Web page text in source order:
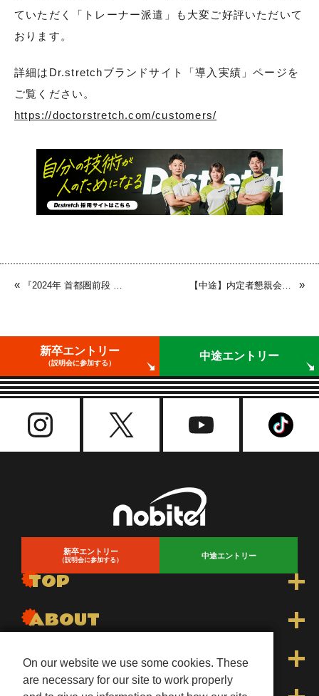
ていただく「トレーナー派遣」も大変ご好評いただいて
おります。
詳細はDr.stretchブランドサイト「導入実績」ページを
ご覧ください。
https://doctorstretch.com/customers/
« 『2024年 首都圏前段 合同企業説明会』に参加しました 【中途】内定者懇親会を行いました »
新卒エントリー
（説明会に参加する）
中途エントリー
新卒エントリー
（説明会に参加する）
中途エントリー
TOP
トップ
先輩インタビュー
ABOUT
会長メッセージ
WORK
Dr.stretchトレーナー
On our website we use some cookies. These
are necessary for our site to work properly
On our website we use some cookies. These
are necessary for our site to work properly